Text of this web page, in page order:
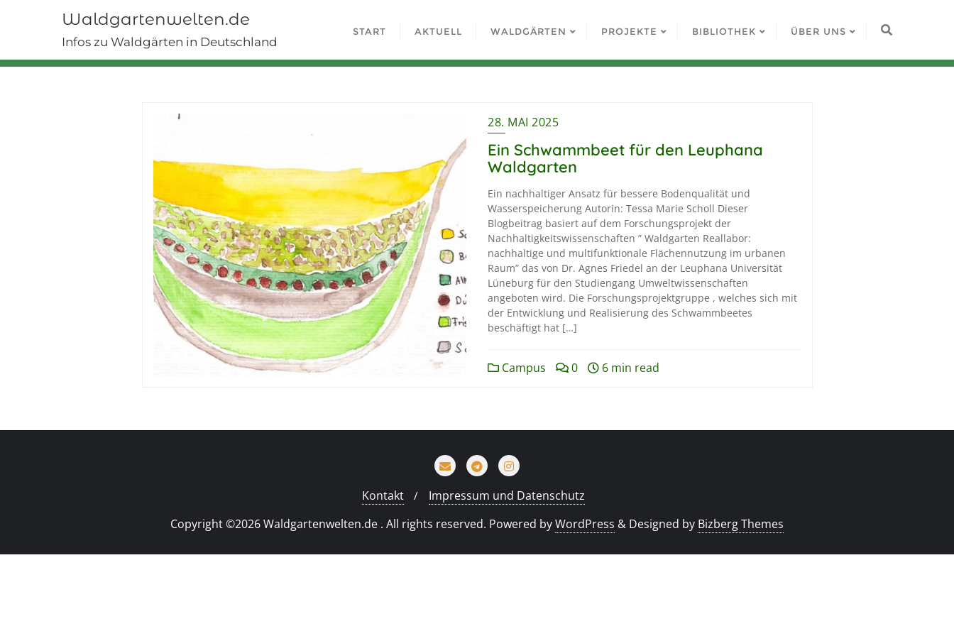
Waldgartenwelten.de
Infos zu Waldgärten in Deutschland
START AKTUELL WALDGÄRTEN PROJEKTE BIBLIOTHEK ÜBER UNS
28. MAI 2025
Ein Schwammbeet für den Leuphana
Waldgarten
Ein nachhaltiger Ansatz für bessere Bodenqualität und
Wasserspeicherung Autorin: Tessa Marie Scholl Dieser
Blogbeitrag basiert auf dem Forschungsprojekt der
Nachhaltigkeitswissenschaften ” Waldgarten Reallabor:
nachhaltige und multifunktionale Flächennutzung im urbanen
Raum” das von Dr. Agnes Friedel an der Leuphana Universität
Lüneburg für den Studiengang Umweltwissenschaften
angeboten wird. Die Forschungsprojektgruppe , welches sich mit
der Entwicklung und Realisierung des Schwammbeetes
beschäftigt hat […]
Campus 0 6 min read
Kontakt
Impressum und Datenschutz
Copyright ©2026 Waldgartenwelten.de . All rights reserved. Powered byWordPress & Designed by Bizberg Themes